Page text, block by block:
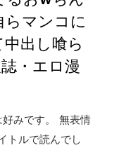
マンコに
出し喰ら
・エロ漫
みです。 無表情
トルで読んでし